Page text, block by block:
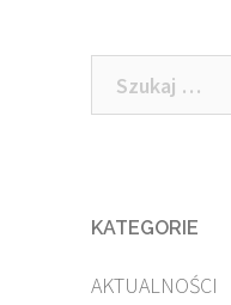
Szukaj:
KATEGORIE
AKTUALNOŚCI